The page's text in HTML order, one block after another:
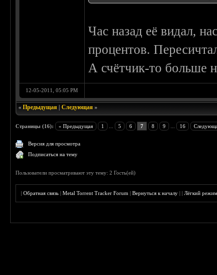
Час назад её видал,
процентов.
А счётчик-то больше
12-05-2011, 05:05 PM
«Предыдущая |Следующая »
Страницы (16): « Предыдущая 1 5 6 7 8 9 16
Версия для просмотра
Подписаться на тему
Пользователи просматривают эту тему: 2 Гость(ей)
|Обратная связь |Metal Torrent Tracker Forum |Вернуться к началу ||Лёгкий